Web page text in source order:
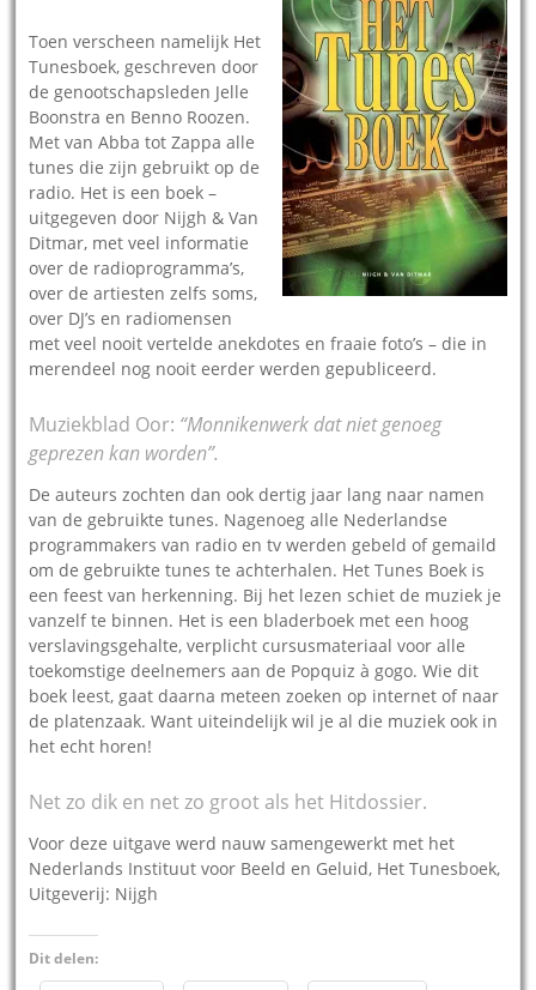
Toen verscheen namelijk Het
Tunesboek, geschreven door
de genootschapsleden Jelle
Boonstra en Benno Roozen.
Met van Abba tot Zappa alle
tunes die zijn gebruikt op de
radio. Het is een boek –
uitgegeven door Nijgh & Van
Ditmar, met veel informatie
over de radioprogramma’s,
over de artiesten zelfs soms,
over DJ’s en radiomensen
met veel nooit vertelde anekdotes en fraaie foto’s – die in
merendeel nog nooit eerder werden gepubliceerd.
Muziekblad Oor: “Monnikenwerk dat niet genoeg
geprezen kan worden”.
De auteurs zochten dan ook dertig jaar lang naar namen
van de gebruikte tunes. Nagenoeg alle Nederlandse
programmakers van radio en tv werden gebeld of gemaild
om de gebruikte tunes te achterhalen. Het Tunes Boek is
een feest van herkenning. Bij het lezen schiet de muziek je
vanzelf te binnen. Het is een bladerboek met een hoog
verslavingsgehalte, verplicht cursusmateriaal voor alle
toekomstige deelnemers aan de Popquiz à gogo. Wie dit
boek leest, gaat daarna meteen zoeken op internet of naar
de platenzaak. Want uiteindelijk wil je al die muziek ook in
het echt horen!
Net zo dik en net zo groot als het Hitdossier.
Voor deze uitgave werd nauw samengewerkt met het
Nederlands Instituut voor Beeld en Geluid, Het Tunesboek,
Uitgeverij: Nijgh
Dit delen: